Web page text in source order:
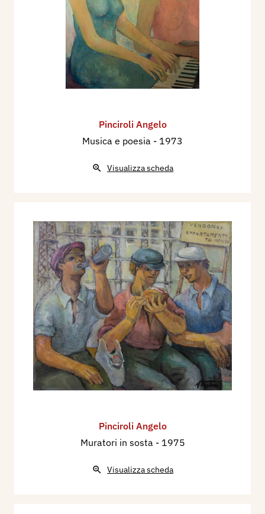
Pinciroli Angelo
Musica e poesia - 1973
Visualizza scheda
Pinciroli Angelo
Muratori in sosta - 1975
Visualizza scheda